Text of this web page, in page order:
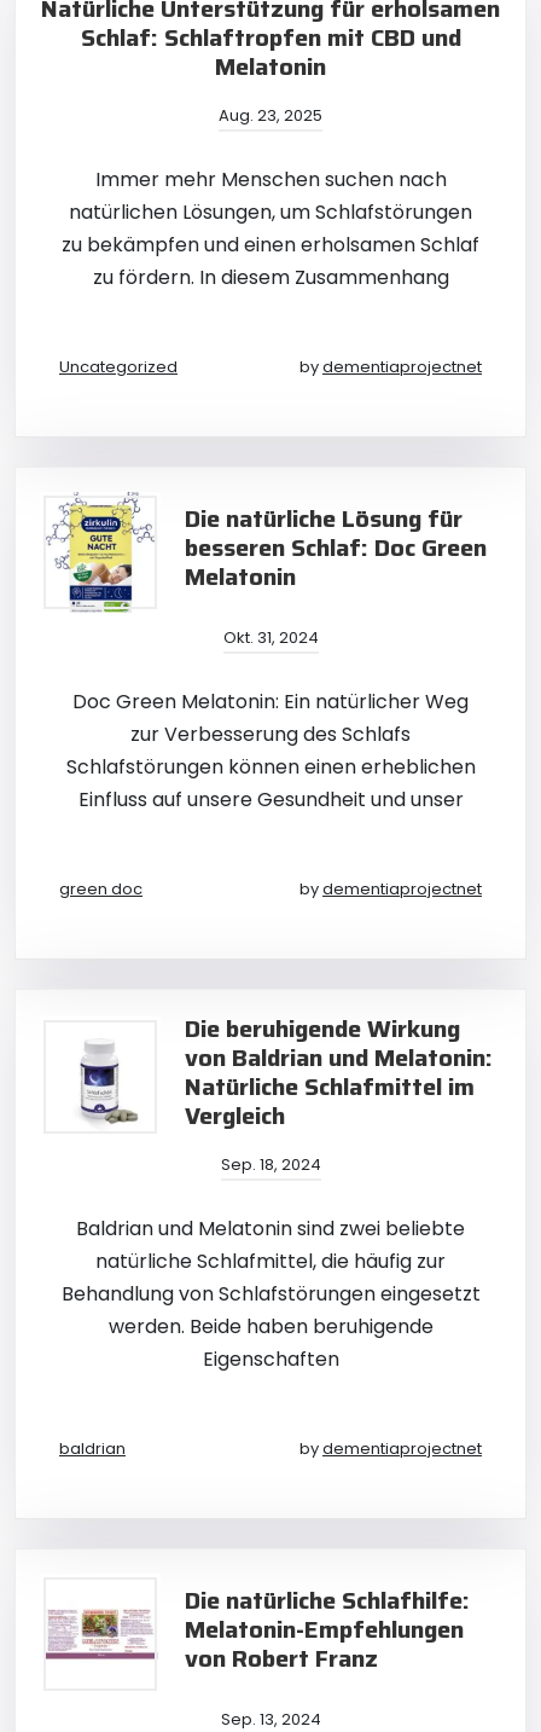
Natürliche Unterstützung für erholsamen
Schlaf: Schlaftropfen mit CBD und
Melatonin
Aug. 23, 2025
Immer mehr Menschen suchen nach
natürlichen Lösungen, um Schlafstörungen
zu bekämpfen und einen erholsamen Schlaf
zu fördern. In diesem Zusammenhang
Uncategorized bydementiaprojectnet
Die natürliche Lösung für
besseren Schlaf: Doc Green
Melatonin
Okt. 31, 2024
Doc Green Melatonin: Ein natürlicher Weg
zur Verbesserung des Schlafs
Schlafstörungen können einen erheblichen
Einfluss auf unsere Gesundheit und unser
green doc bydementiaprojectnet
Die beruhigende Wirkung
von Baldrian und Melatonin:
Natürliche Schlafmittel im
Vergleich
Sep. 18, 2024
Baldrian und Melatonin sind zwei beliebte
natürliche Schlafmittel, die häufig zur
Behandlung von Schlafstörungen eingesetzt
werden. Beide haben beruhigende
Eigenschaften
baldrian bydementiaprojectnet
Die natürliche Schlafhilfe:
Melatonin-Empfehlungen
von Robert Franz
Sep. 13, 2024